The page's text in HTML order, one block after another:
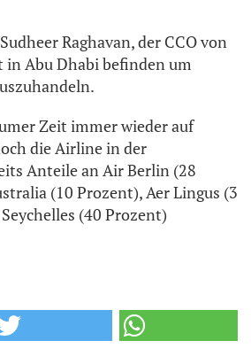
Raghavan, der CCO von
in Abu Dhabi befinden um
Zeit immer wieder auf
die Airline in der
Anteile an Air Berlin (28
(10 Prozent), Aer Lingus (3
(40 Prozent)